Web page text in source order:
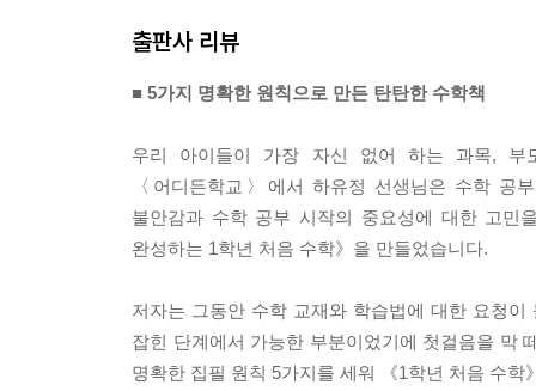
출판사 리뷰
■ 5가지 명확한 원칙으로 만든 탄탄한 수학책
우리 아이들이 가장 자신 없어 하는 과목, 부
〈어디든학교〉에서 하유정 선생님은 수학 공
불안감과 수학 공부 시작의 중요성에 대한 고민
완성하는 1학년 처음 수학》을 만들었습니다.
저자는 그동안 수학 교재와 학습법에 대한 요청
잡힌 단계에서 가능한 부분이었기에 첫걸음을 막
명확한 집필 원칙 5가지를 세워 《1학년 처음 수